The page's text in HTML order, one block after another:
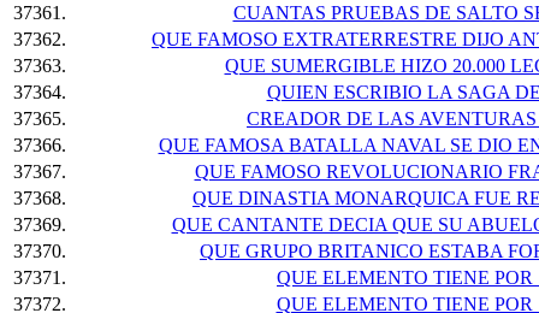
37361.
CUANTAS PRUEBAS DE SALTO
37362.
QUE FAMOSO EXTRATERRESTRE DIJO
37363.
QUE SUMERGIBLE HIZO 20.000
37364.
QUIEN ESCRIBIO LA SAGA
37365.
CREADOR DE LAS
37366.
QUE FAMOSA BATALLA NAVAL SE DIO
37367.
QUE FAMOSO REVOLUCIONARIO
37368.
QUE DINASTIA MONARQUICA FUE
37369.
QUE CANTANTE DECIA QUE SU
37370.
QUE GRUPO BRITANICO ESTABA
37371.
QUE ELEMENTO TIENE
37372.
QUE ELEMENTO TIENE